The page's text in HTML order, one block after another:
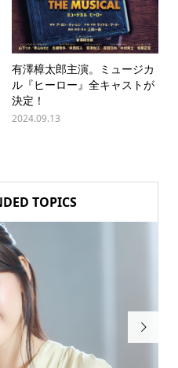
有澤樟太郎主演。ミュージカ
ル『ヒーロー』全キャストが
決定！
2024.09.13
TOPICS
